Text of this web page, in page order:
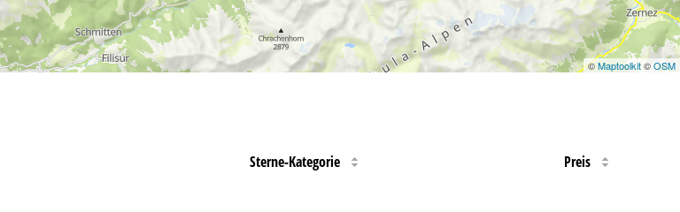
©Maptoolkit©OSM
Sterne-Kategorie Preis